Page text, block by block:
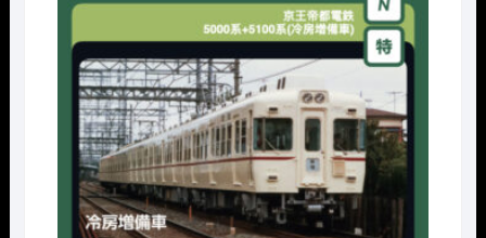
¥14,300
で
し
た。
は
¥10,010
で
す。